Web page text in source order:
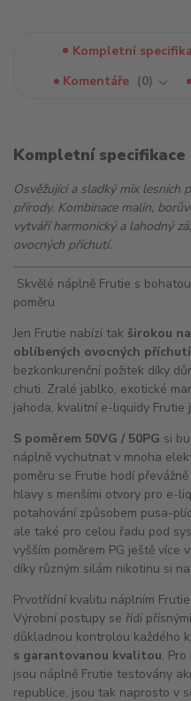
Kompletní
Komentáře
0
Kompletní specifikace
Osvěžující a sladký mix lesních
přírody. Kombinace malin,
vytváří harmonický a lahodný
ovocných příchutí.
Skvělé náplně Frutie s
poměru.
Jen Frutie nabízí tak širokou
oblíbených ovocných příchutí
bezkonkurenční požitek díky
chuti. Zralé jablko, exotické
jahoda, kvalitní e-liquidy Frutie
S poměrem 50VG / 50PG si
náplně vychutnat v mnoha
poměru se Frutie hodí
hlavy s menšími otvory pro e-
potahování způsobem pusa-
ale také pro celou řadu pod
vyšším poměrem PG ještě více
díky různým silám nikotinu si
Prvotřídní kvalitu náplním
Výrobní postupy se řídí
důkladnou kontrolou každého
s garantovanou kvalitou.
jsou náplně Frutie testovány
republice, jsou tak naprosto v